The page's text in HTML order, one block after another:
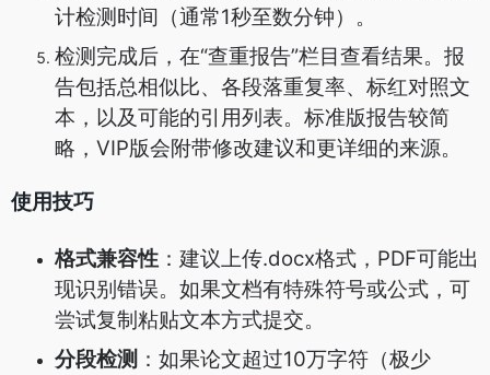
计检测时间（通常1秒至数分钟）。
检测完成后，在“查重报告”栏目查看结果。报
告包括总相似比、各段落重复率、标红对照文
本，以及可能的引用列表。标准版报告较简
略，VIP版会附带修改建议和更详细的来源。
使用技巧
格式兼容性 ：建议上传.docx格式，PDF可能出
现识别错误。如果文档有特殊符号或公式，可
尝试复制粘贴文本方式提交。
分段检测 ：如果论文超过10万字符（极少